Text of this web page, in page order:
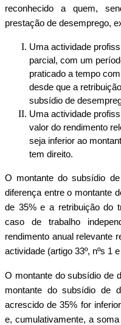
reconhecido a quem,
prestação de desemprego,
Uma actividade
parcial, com um
praticado a tempo
desde que a
subsídio de
Uma actividade
valor do rendimento
seja inferior ao
tem direito.
O montante do subsídio
diferença entre o montante
de 35% e a retribuição do
caso de trabalho
rendimento anual relevante
actividade (artigo 33º, nºs 1
O montante do subsídio de
montante do subsídio de
acrescido de 35% for
e, cumulativamente, a